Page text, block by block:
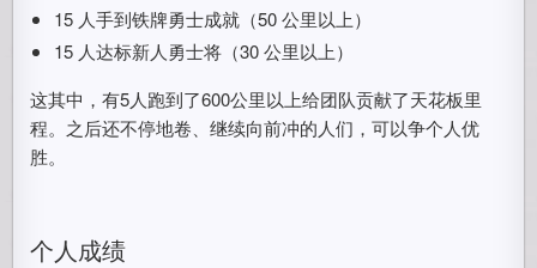
15 人手到铁牌勇士成就（50 公里以上）
15 人达标新人勇士将（30 公里以上）
这其中，有5人跑到了600公里以上给团队贡献了天花板里
程。之后还不停地卷、继续向前冲的人们，可以争个人优
胜。
个人成绩